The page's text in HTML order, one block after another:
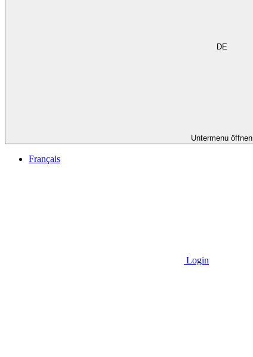
DE
Untermenu öffnen
Français
Login